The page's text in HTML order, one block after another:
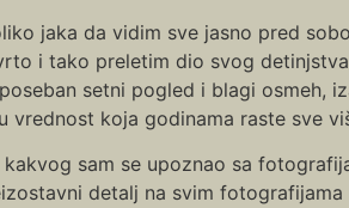
jaka da vidim sve jasno pred
i tako preletim dio svog
setni pogled i blagi osmeh,
vrednost koja godinama raste sve
sam se upoznao sa
detalj na svim